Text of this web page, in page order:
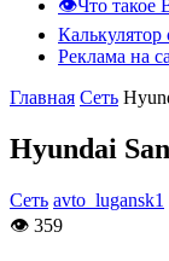
👁️Что такое
Калькулятор
Реклама на
Главная Сеть
Hyundai
Сеть avto_lugansk1
👁 359